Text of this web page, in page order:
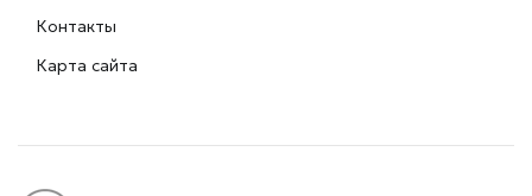
Контакты
Карта сайта